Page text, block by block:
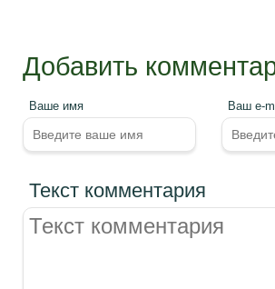
Добавить
Ваше имя Ваш e-
Текст комментария